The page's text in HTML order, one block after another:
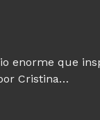
enorme que
Cristina…